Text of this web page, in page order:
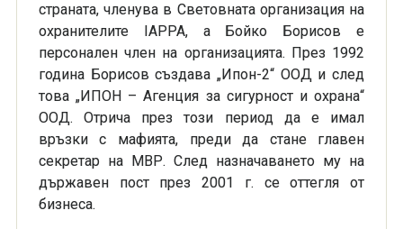
страната, членува в Световната организация на
охранителите IAPPA, а Бойко Борисов е
персонален член на организацията. През 1992
година Борисов създава „Ипон-2“ ООД и след
това „ИПОН – Агенция за сигурност и охрана“
ООД. Отрича през този период да е имал
връзки с мафията, преди да стане главен
секретар на МВР. След назначаването му на
държавен пост през 2001 г. се оттегля от
бизнеса.